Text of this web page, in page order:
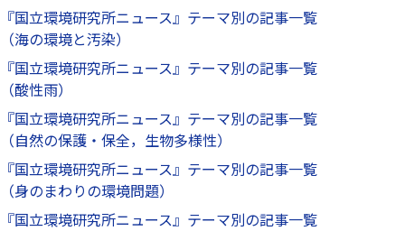
『国立環境研究所ニュース』テーマ別の記事一覧
（海の環境と汚染）
『国立環境研究所ニュース』テーマ別の記事一覧
（酸性雨）
『国立環境研究所ニュース』テーマ別の記事一覧
（自然の保護・保全，生物多様性）
『国立環境研究所ニュース』テーマ別の記事一覧
（身のまわりの環境問題）
『国立環境研究所ニュース』テーマ別の記事一覧